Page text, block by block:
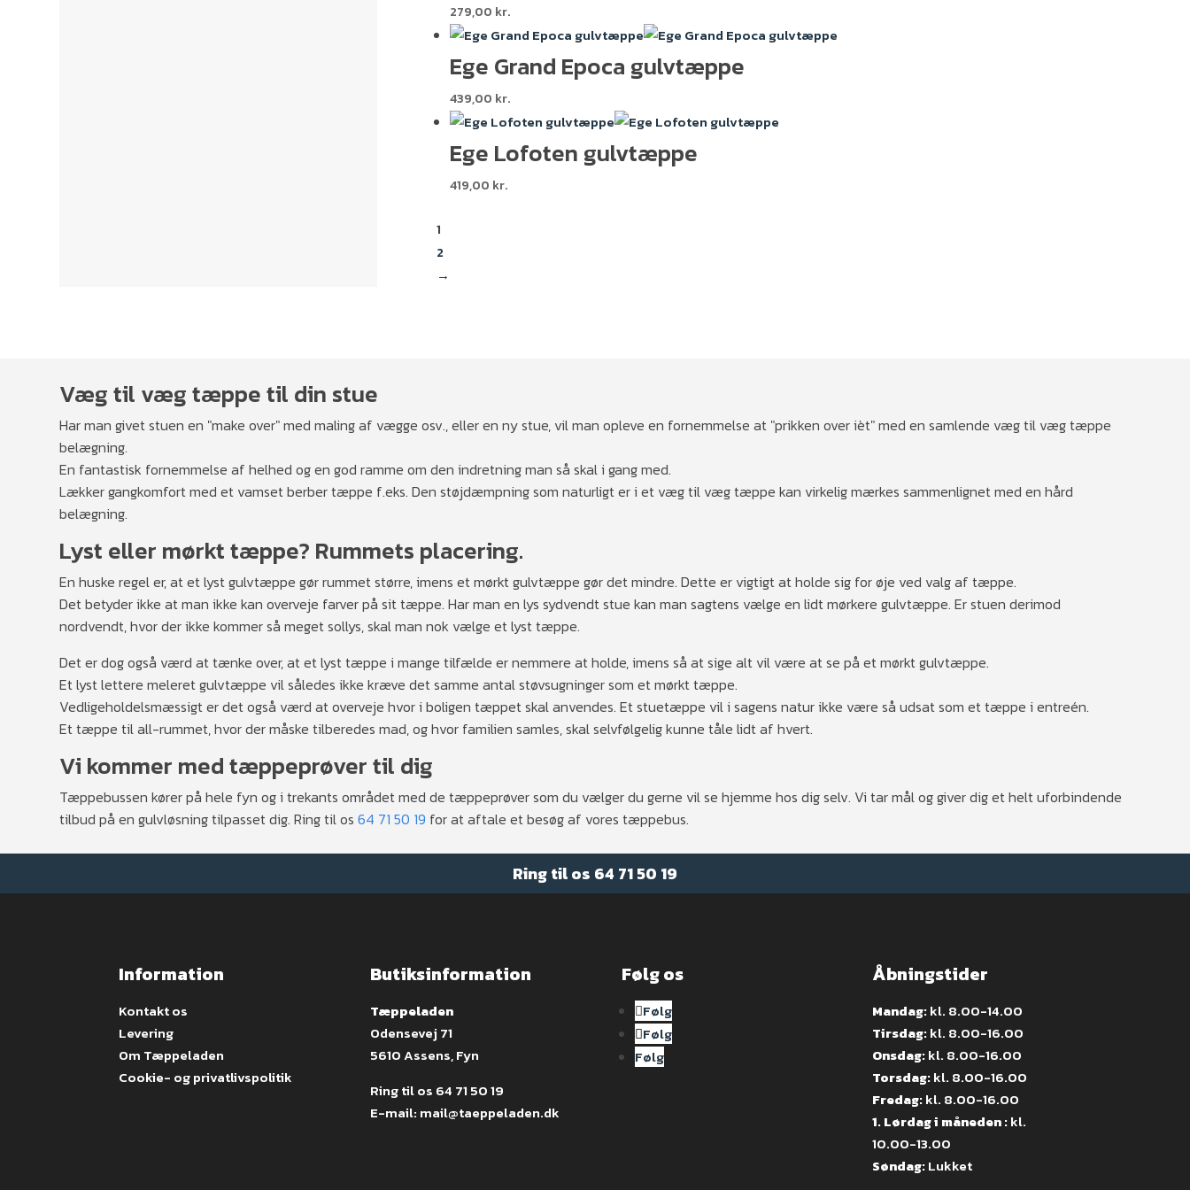
279,00 kr.
Ege Grand Epoca gulvtæppe
439,00 kr.
Ege Lofoten gulvtæppe
419,00 kr.
1
2
→
Væg til væg tæppe til din stue
Har man givet stuen en "make over" med maling af vægge osv., eller en ny stue, vil man opleve en fornemmelse at "prikken over ièt" med en samlende væg til væg tæppe
belægning.
En fantastisk fornemmelse af helhed og en god ramme om den indretning man så skal i gang med.
Lækker gangkomfort med et vamset berber tæppe f.eks. Den støjdæmpning som naturligt er i et væg til væg tæppe kan virkelig mærkes sammenlignet med en hård
belægning.
Lyst eller mørkt tæppe? Rummets placering.
En huske regel er, at et lyst gulvtæppe gør rummet større, imens et mørkt gulvtæppe gør det mindre. Dette er vigtigt at holde sig for øje ved valg af tæppe.
Det betyder ikke at man ikke kan overveje farver på sit tæppe. Har man en lys sydvendt stue kan man sagtens vælge en lidt mørkere gulvtæppe. Er stuen derimod
nordvendt, hvor der ikke kommer så meget sollys, skal man nok vælge et lyst tæppe.
Det er dog også værd at tænke over, at et lyst tæppe i mange tilfælde er nemmere at holde, imens så at sige alt vil være at se på et mørkt gulvtæppe.
Et lyst lettere meleret gulvtæppe vil således ikke kræve det samme antal støvsugninger som et mørkt tæppe.
Vedligeholdelsmæssigt er det også værd at overveje hvor i boligen tæppet skal anvendes. Et stuetæppe vil i sagens natur ikke være så udsat som et tæppe i entreén.
Et tæppe til all-rummet, hvor der måske tilberedes mad, og hvor familien samles, skal selvfølgelig kunne tåle lidt af hvert.
Vi kommer med tæppeprøver til dig
Tæppebussen kører på hele fyn og i trekants området med de tæppeprøver som du vælger du gerne vil se hjemme hos dig selv. Vi tar mål og giver dig et helt uforbindende
tilbud på en gulvløsning tilpasset dig. Ring til os64 71 50 19 for at aftale et besøg af vores tæppebus.
Ring til os 64 71 50 19
Information
Kontakt os
Levering
Om Tæppeladen
Cookie- og privatlivspolitik
Butiksinformation
Tæppeladen
Odensevej 71
5610 Assens, Fyn
Ring til os 64 71 50 19
E-mail: mail@taeppeladen.dk
Følg os
Følg
Følg
Følg
Åbningstider
Mandag:kl. 8.00-14.00
Tirsdag:kl. 8.00-16.00
Onsdag:kl. 8.00-16.00
Torsdag:kl. 8.00-16.00
Fredag:kl. 8.00-16.00
1. Lørdag i måneden :kl.
10.00-13.00
Søndag:Lukket